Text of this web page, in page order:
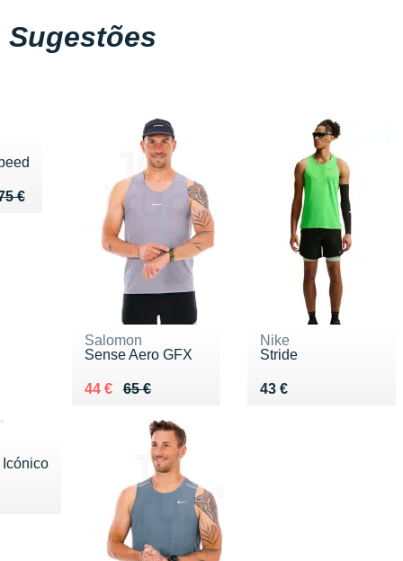
Sugestões
€
de 75 €
€
Salomon
Sense Aero GFX
65 €
Au lieu de 65 €
44 €
Vendu 44 €
Nike
Stride
43 €
Vendu 43 €